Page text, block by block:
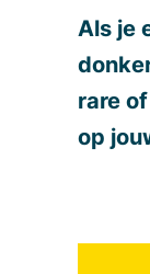
Als je
rare
op